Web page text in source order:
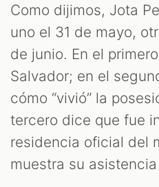
Como dijimos, Jota
uno el 31 de mayo,
de junio. En el
Salvador; en el
cómo “vivió” la
tercero dice que fue
residencia oficial del
muestra su